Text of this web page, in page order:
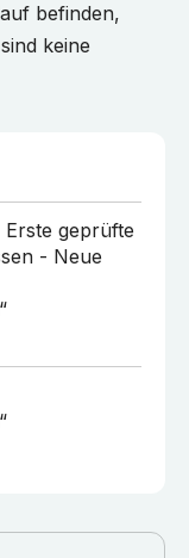
befinden,
keine
Erste geprüfte
- Neue